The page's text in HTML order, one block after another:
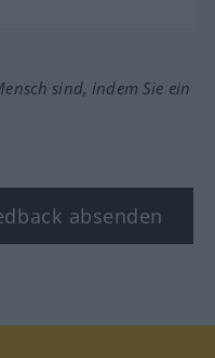
sind, indem Sie ein
absenden